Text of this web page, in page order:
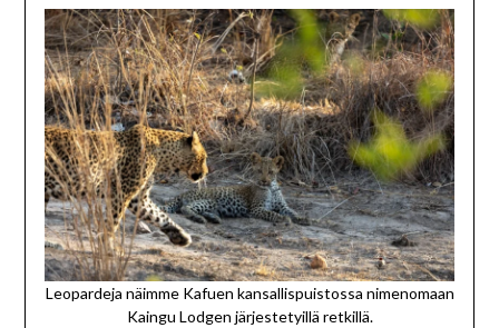
Leopardeja näimme Kafuen kansallispuistossa nimenomaan
Kaingu Lodgen järjestetyillä retkillä.